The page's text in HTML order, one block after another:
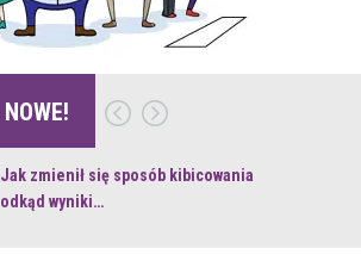
NOWE!
Jak zmienił się sposób kibicowania
odkąd wyniki…